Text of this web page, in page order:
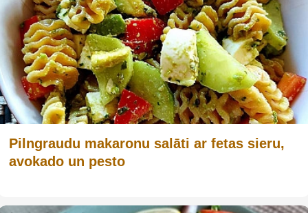
Pilngraudu makaronu salāti ar fetas sieru,
avokado un pesto